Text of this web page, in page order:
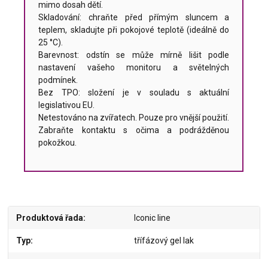
mimo dosah dětí.
Skladování: chraňte před přímým sluncem a
teplem, skladujte při pokojové teplotě (ideálně do
25 °C).
Barevnost: odstín se může mírně lišit podle
nastavení vašeho monitoru a světelných
podmínek.
Bez TPO: složení je v souladu s aktuální
legislativou EU.
Netestováno na zvířatech. Pouze pro vnější použití.
Zabraňte kontaktu s očima a podrážděnou
pokožkou.
Produktová řada Iconic line
Typ třífázový gel lak